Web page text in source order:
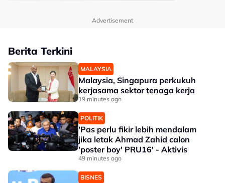
Advertisement
Berita Terkini
MALAYSIA
Malaysia, Singapura perkukuh
kerjasama sektor tenaga kerja
19 minutes ago
POLITIK
'Pas perlu fikir lebih mendalam
jika letak Ahmad Zahid calon
'poster boy' PRU16' - Aktivis
49 minutes ago
BISNES